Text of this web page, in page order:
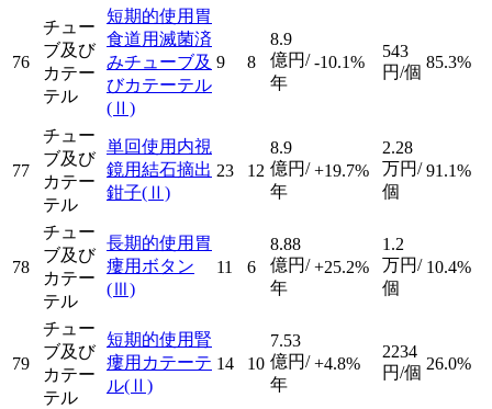
76
チュー
ブ及び
カテー
テル
短期的使用胃
食道用滅菌済
みチューブ及
びカテーテル
(Ⅱ)
9 8
8.9
億円/
年
-10.1%
543
円/個
85.3%
77
チュー
ブ及び
カテー
テル
単回使用内視
鏡用結石摘出
鉗子(Ⅱ)
23 12
8.9
億円/
年
+19.7%
2.28
万円/
個
91.1%
78
チュー
ブ及び
カテー
テル
長期的使用胃
瘻用ボタン
(Ⅲ)
11 6
8.88
億円/
年
+25.2%
1.2
万円/
個
10.4%
79
チュー
ブ及び
カテー
テル
短期的使用腎
瘻用カテーテ
ル(Ⅱ)
14 10
7.53
億円/
年
+4.8%
2234
円/個 26.0%